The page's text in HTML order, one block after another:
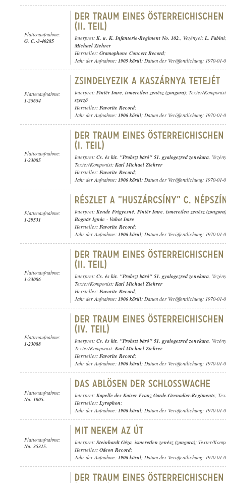
Plattenaufnahme:
G. C.-3-40285
Interpret: K. u. K. Infanterie-Regiment No. 102., Vezényel: L. Fabini
Michael Ziehrer
Hersteller: Gramophone Concert Record;
Jahr der Aufnahme: 1905 körül; Datum der Veröffentlichung: 1970-01-
Plattenaufnahme:
1-25654
Interpret: Pintér Imre, ismeretlen zenész (zongora); Texter/
szerző
Hersteller: Favorite Record;
Jahr der Aufnahme: 1906 körül; Datum der Veröffentlichung: 1970-01-
Plattenaufnahme:
1-23085
Interpret: Cs. és kir. "Probszt báró" 51. gyalogezred zenekara,
Texter/Komponist: Karl Michael Ziehrer
Hersteller: Favorite Record;
Jahr der Aufnahme: 1906 körül; Datum der Veröffentlichung: 1970-01-
Plattenaufnahme:
1-29531
Interpret: Kende Frigyesné, Pintér Imre, ismeretlen zenész (zongora)
Bognár Ignác - Vahot Imre
Hersteller: Favorite Record;
Jahr der Aufnahme: 1906 körül; Datum der Veröffentlichung: 1970-01-
Plattenaufnahme:
1-23086
Interpret: Cs. és kir. "Probszt báró" 51. gyalogezred zenekara,
Texter/Komponist: Karl Michael Ziehrer
Hersteller: Favorite Record;
Jahr der Aufnahme: 1906 körül; Datum der Veröffentlichung: 1970-01-
Plattenaufnahme:
1-23088
Interpret: Cs. és kir. "Probszt báró" 51. gyalogezred zenekara,
Texter/Komponist: Karl Michael Ziehrer
Hersteller: Favorite Record;
Jahr der Aufnahme: 1906 körül; Datum der Veröffentlichung: 1970-01-
Plattenaufnahme:
No. 1005.
Interpret: Kapelle des Kaiser Franz Garde-Grenadier-Regiments;
Hersteller: Lyrophon;
Jahr der Aufnahme: 1906 körül; Datum der Veröffentlichung: 1970-01-
Plattenaufnahme:
No. 35315.
Interpret: Steinhardt Géza, ismeretlen zenész (zongora); Texter/
Hersteller: Odeon Record;
Jahr der Aufnahme: 1906 körül; Datum der Veröffentlichung: 1970-01-